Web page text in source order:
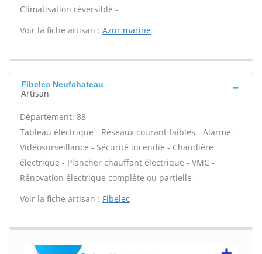
Climatisation réversible -
Voir la fiche artisan : Azur marine
Fibelec Neufchateau
Artisan
Département: 88
Tableau électrique - Réseaux courant faibles - Alarme -
Vidéosurveillance - Sécurité incendie - Chaudière
électrique - Plancher chauffant électrique - VMC -
Rénovation électrique complète ou partielle -
Voir la fiche artisan : Fibelec